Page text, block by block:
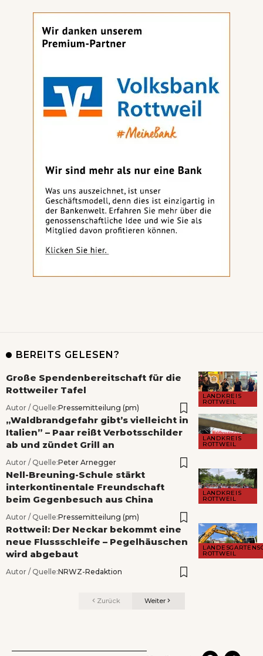
BEREITS GELESEN?
LANDKREIS
ROTTWEIL
Große Spendenbereitschaft für die
Rottweiler Tafel
Autor / Quelle:Pressemitteilung (pm)
LANDKREIS
ROTTWEIL
„Waldbrandgefahr gibt’s vielleicht in
Italien” – Paar reißt Verbotsschilder
ab und zündet Grill an
Autor / Quelle:Peter Arnegger
LANDKREIS
ROTTWEIL
Nell-Breuning-Schule stärkt
interkontinentale Freundschaft
beim Gegenbesuch aus China
Autor / Quelle:Pressemitteilung (pm)
ROTTWEIL
Rottweil: Der Neckar bekommt eine
neue Flussschleife – Pegelhäuschen
wird abgebaut
Autor / Quelle:NRWZ-Redaktion
Zurück Weiter